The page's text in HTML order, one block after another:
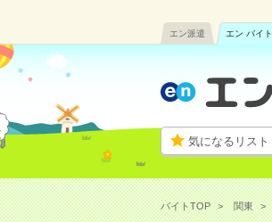
エン派遣 エン バイト
気になるリスト
バイトTOP 関東